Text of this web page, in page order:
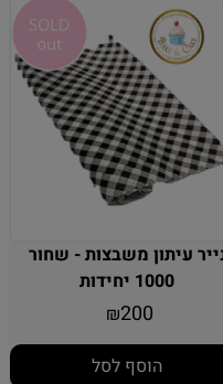
עיתון משבצות - שחור
1000 יחידות
₪200
הוסף לסל